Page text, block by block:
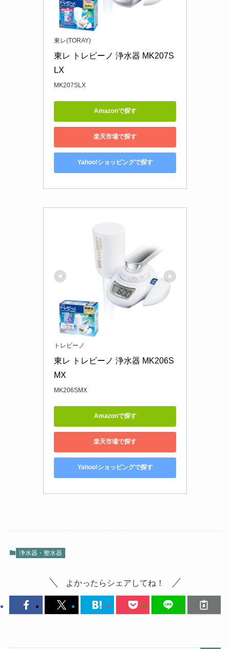
東レ(TORAY)
東レ トレビーノ 浄水器 MK207S
LX
MK207SLX
Amazonで探す
楽天市場で探す
Yahoo!ショッピングで探す
トレビーノ
東レ トレビーノ 浄水器 MK206S
MX
MK206SMX
Amazonで探す
楽天市場で探す
Yahoo!ショッピングで探す
浄水器・整水器
よかったらシェアしてね！